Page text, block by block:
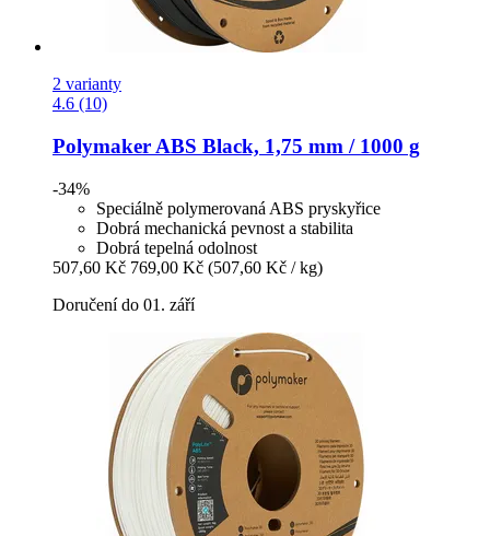
2 varianty
4.6 (10)
Polymaker ABS Black, 1,75 mm / 1000 g
-34%
Speciálně polymerovaná ABS pryskyřice
Dobrá mechanická pevnost a stabilita
Dobrá tepelná odolnost
507,60 Kč 769,00 Kč (507,60 Kč / kg)
Doručení do 01. září